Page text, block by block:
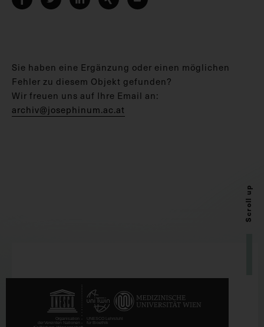
Sie haben eine Ergänzung oder einen möglichen
Fehler zu diesem Objekt gefunden?
Wir freuen uns auf Ihre Email an:
archiv@josephinum.ac.at
Scroll up